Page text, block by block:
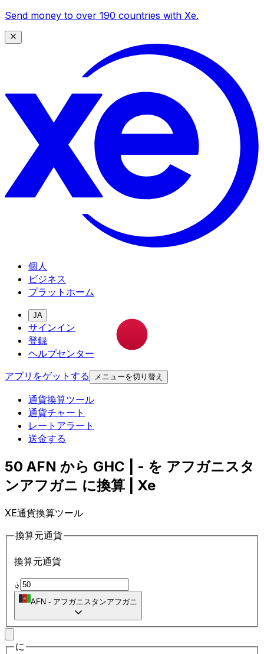
Send money to over 190 countries with Xe.
個人
ビジネス
プラットホーム
JA
サインイン
登録
ヘルプセンター
アプリをゲットする
メニューを切り替え
通貨換算ツール
通貨チャート
レートアラート
送金する
50 AFN から GHC | - を アフガニスタ
ンアフガニ に換算 | Xe
XE通貨換算ツール
換算元通貨
換算元通貨
؋
AFN - アフガニスタンアフガニ
に